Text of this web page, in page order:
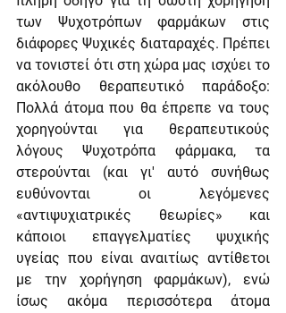
των Ψυχοτρόπων φαρμάκων στις
διάφορες Ψυχικές διαταραχές. Πρέπει
να τονιστεί ότι στη χώρα μας ισχύει το
ακόλουθο θεραπευτικό παράδοξο:
Πολλά άτομα που θα έπρεπε να τους
χορηγούνται για θεραπευτικούς
λόγους Ψυχοτρόπα φάρμακα, τα
στερούνται (και γι' αυτό συνήθως
ευθύνονται οι λεγόμενες
«αντιψυχιατρικές θεωρίες» και
κάποιοι επαγγελματίες ψυχικής
υγείας που είναι αναιτίως αντίθετοι
με την χορήγηση φαρμάκων), ενώ
ίσως ακόμα περισσότερα άτομα